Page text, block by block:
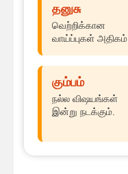
தனுசு
வெற்றிக்கான
வாய்ப்புகள் அதிகம்.
கும்பம்
நல்ல விஷயங்கள்
இன்று நடக்கும்.